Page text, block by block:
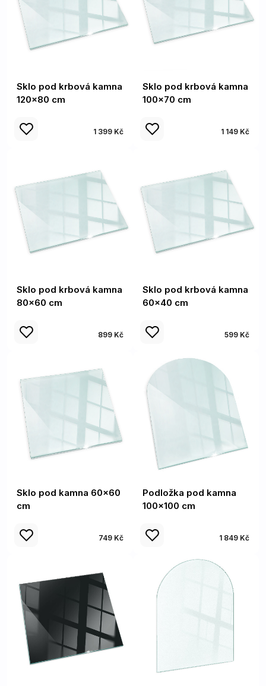
Sklo pod krbová kamna
120x80 cm
1 399 Kč
Sklo pod krbová kamna
100x70 cm
1 149 Kč
Sklo pod krbová kamna
80x60 cm
899 Kč
Sklo pod krbová kamna
60x40 cm
599 Kč
Sklo pod kamna 60x60
cm
749 Kč
Podložka pod kamna
100x100 cm
1 849 Kč